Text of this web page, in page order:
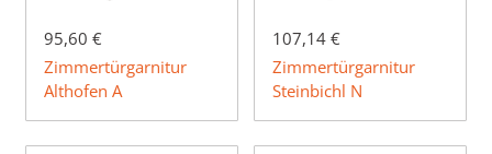
95,60 €
Zimmertürgarnitur
Althofen A
107,14 €
Zimmertürgarnitur
Steinbichl N